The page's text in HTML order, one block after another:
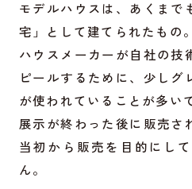
モデルハウスは、あくまで
宅」として建てられたもの。
ハウスメーカーが自社の技
ピールするために、少しグ
が使われていることが多い
展示が終わった後に販売さ
当初から販売を目的にし
ん。